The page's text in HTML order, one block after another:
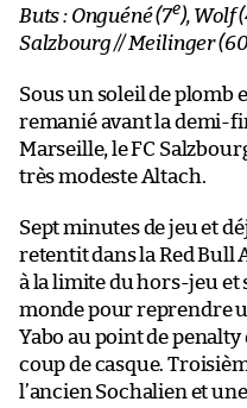
Buts : Onguéné (7e), Wolf
Salzbourg // Meilinger
Sous un soleil de plomb
remanié avant la demi-
Marseille, le FC
très modeste Altach.
Sept minutes de jeu et
retentit dans la Red Bull
à la limite du hors-jeu et
monde pour reprendre
Yabo au point de penalty
coup de casque.
l’ancien Sochalien et